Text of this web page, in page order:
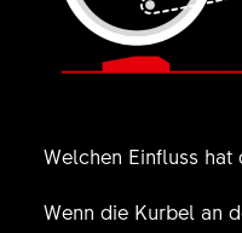
Welchen Einfluss hat
Wenn die Kurbel an